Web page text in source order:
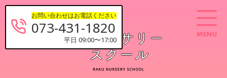
お問い合わせはお電話ください
073-431-1820
平日 09:00〜17:00